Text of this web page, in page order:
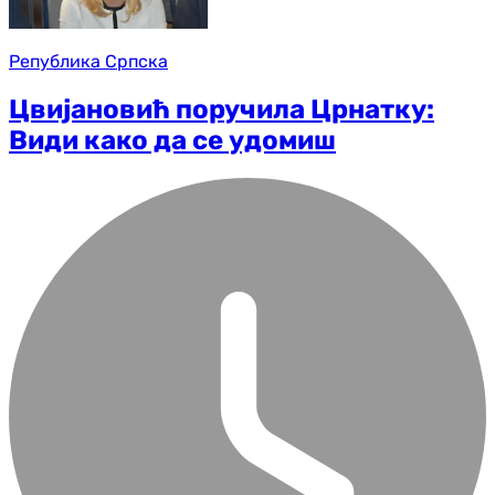
Република Српска
Цвијановић поручила Црнатку:
Види како да се удомиш